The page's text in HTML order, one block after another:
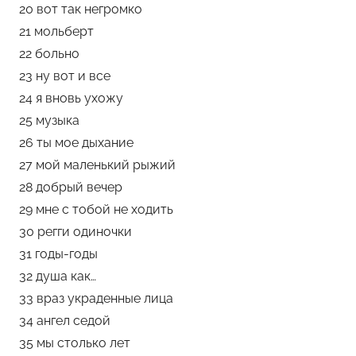
20 вот так негромко
21 мольберт
22 больно
23 ну вот и все
24 я вновь ухожу
25 музыка
26 ты мое дыхание
27 мой маленький рыжий
28 добрый вечер
29 мне с тобой не ходить
30 регги одиночки
31 годы-годы
32 душа как…
33 враз украденные лица
34 ангел седой
35 мы столько лет